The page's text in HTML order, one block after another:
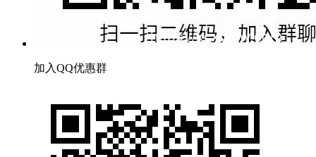
加入QQ优惠群